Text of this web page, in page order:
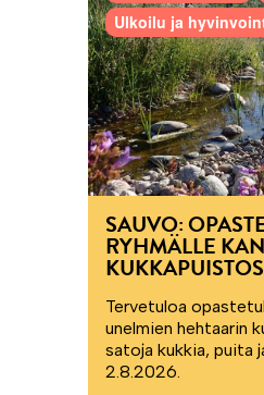
Ulkoilu ja
SAUVO:
RYHMÄLLE
Tervetuloa
unelmien hehtaarin
satoja kukkia, puita
2.8.2026.